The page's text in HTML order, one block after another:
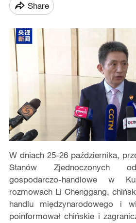
Share
W dniach 25-26 października,
Stanów Zjednoczonych
gospodarczo-handlowe w
rozmowach Li Chenggang,
handlu międzynarodowego i
poinformował chińskie i